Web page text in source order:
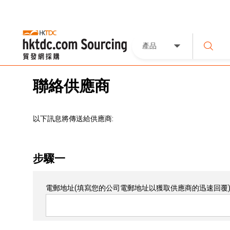
產品
聯絡供應商
以下訊息將傳送給供應商:
步驟一
電郵地址(填寫您的公司電郵地址以獲取供應商的迅速回覆)